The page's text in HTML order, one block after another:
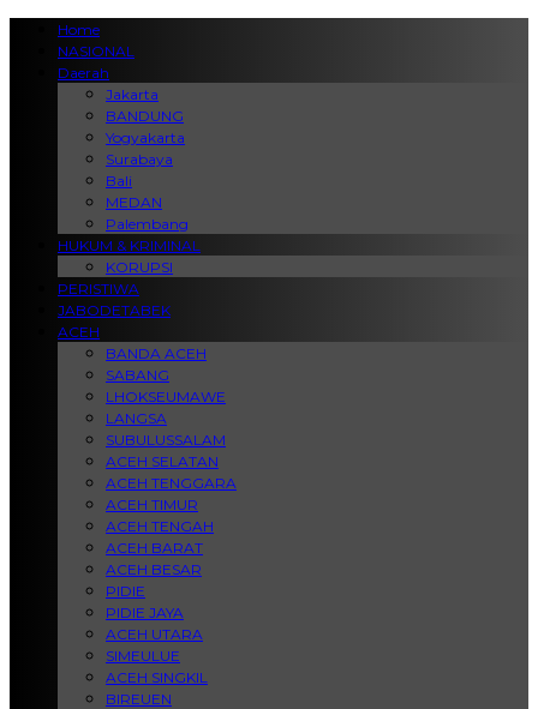
Home
NASIONAL
Daerah
Jakarta
BANDUNG
Yogyakarta
Surabaya
Bali
MEDAN
Palembang
HUKUM & KRIMINAL
KORUPSI
PERISTIWA
JABODETABEK
ACEH
BANDA ACEH
SABANG
LHOKSEUMAWE
LANGSA
SUBULUSSALAM
ACEH SELATAN
ACEH TENGGARA
ACEH TIMUR
ACEH TENGAH
ACEH BARAT
ACEH BESAR
PIDIE
PIDIE JAYA
ACEH UTARA
SIMEULUE
ACEH SINGKIL
BIREUEN